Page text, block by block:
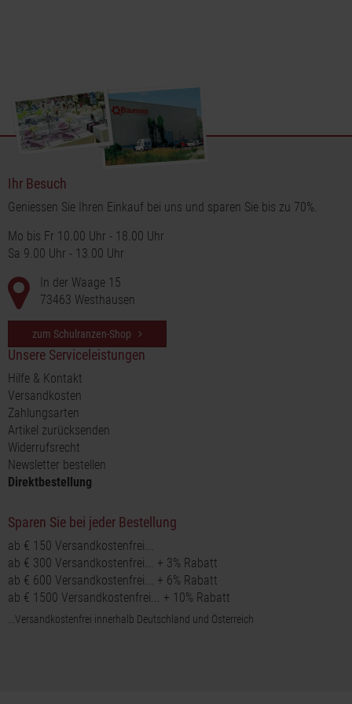
Ihr Besuch
Geniessen Sie Ihren Einkauf bei uns und sparen Sie bis zu 70%.
Mo bis Fr 10.00 Uhr - 18.00 Uhr
Sa 9.00 Uhr - 13.00 Uhr
In der Waage 15
73463 Westhausen
zum Schulranzen-Shop
Unsere Serviceleistungen
Hilfe & Kontakt
Versandkosten
Zahlungsarten
Artikel zurücksenden
Widerrufsrecht
Newsletter bestellen
Direktbestellung
Sparen Sie bei jeder Bestellung
ab € 150 Versandkostenfrei...
ab € 300 Versandkostenfrei... + 3% Rabatt
ab € 600 Versandkostenfrei... + 6% Rabatt
ab € 1500 Versandkostenfrei... + 10% Rabatt
...Versandkostenfrei innerhalb Deutschland und Österreich